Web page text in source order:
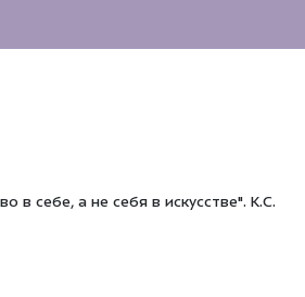
в себе, а не себя в искусстве". К.С.